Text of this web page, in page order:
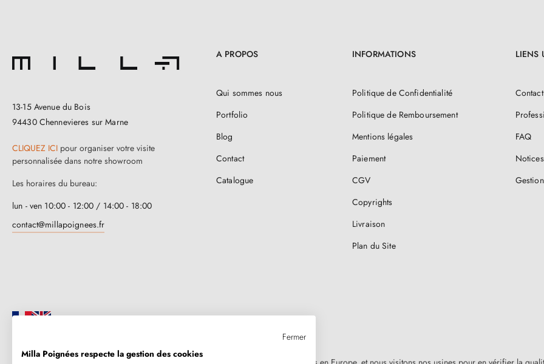
13-15 Avenue du Bois
94430 Chennevieres sur Marne
CLIQUEZ ICI pour organiser votre visite
personnalisée dans notre showroom
Les horaires du bureau:
lun - ven 10:00 - 12:00 / 14:00 - 18:00
contact@millapoignees.fr
A PROPOS
Qui sommes nous
Portfolio
Blog
Contact
Catalogue
INFORMATIONS
Politique de Confidentialité
Politique de Remboursement
Mentions légales
Paiement
CGV
Copyrights
Livraison
Plan du Site
LIENS
Contact
FAQ
Fermer
Milla Poignées respecte la gestion des cookies